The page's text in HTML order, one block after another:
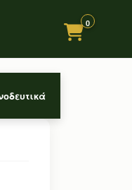
0